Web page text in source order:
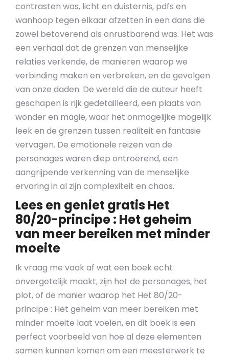
contrasten was, licht en duisternis, pdfs en
wanhoop tegen elkaar afzetten in een dans die
zowel betoverend als onrustbarend was. Het was
een verhaal dat de grenzen van menselijke
relaties verkende, de manieren waarop we
verbinding maken en verbreken, en de gevolgen
van onze daden. De wereld die de auteur heeft
geschapen is rijk gedetailleerd, een plaats van
wonder en magie, waar het onmogelijke mogelijk
leek en de grenzen tussen realiteit en fantasie
vervagen. De emotionele reizen van de
personages waren diep ontroerend, een
aangrijpende verkenning van de menselijke
ervaring in al zijn complexiteit en chaos.
Lees en geniet gratis Het
80/20-principe : Het geheim
van meer bereiken met minder
moeite
Ik vraag me vaak af wat een boek echt
onvergetelijk maakt, zijn het de personages, het
plot, of de manier waarop het Het 80/20-
principe : Het geheim van meer bereiken met
minder moeite laat voelen, en dit boek is een
perfect voorbeeld van hoe al deze elementen
samen kunnen komen om een meesterwerk te